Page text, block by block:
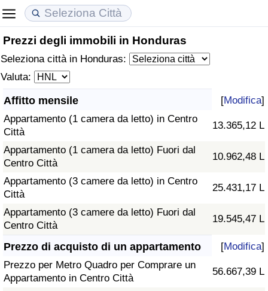
Prezzi degli immobili in Honduras
Seleziona città in Honduras:
Valuta:
Affitto mensile [Modifica]
Appartamento (1 camera da letto) in Centro
Città
13.365,12 L
Appartamento (1 camera da letto) Fuori dal
Centro Città
10.962,48 L
Appartamento (3 camere da letto) in Centro
Città
25.431,17 L
Appartamento (3 camere da letto) Fuori dal
Centro Città
19.545,47 L
Prezzo di acquisto di un appartamento [Modifica]
Prezzo per Metro Quadro per Comprare un
Appartamento in Centro Città
56.667,39 L
Costo della vita
Indice Del Costo Della Vita (corrente)
Indice Del Costo Della Vita
Indice del Costo della Vita per Nazione
ad Aqaba
Prezzi degli immobili
Indice del Prezzo delle Case (Corrente)
Indice del Prezzo delle Case
Indice del Prezzo delle Case per Nazione
Qualità della Vita
Indice della Qualità della Vita
Indice della Qualità della Vita (Corrente)
Indice della qualità della vita per Paese
Criminalità
Indice del Tasso di Criminalità (Corrente)
Indice della Criminalità
Indice di criminalità per paese